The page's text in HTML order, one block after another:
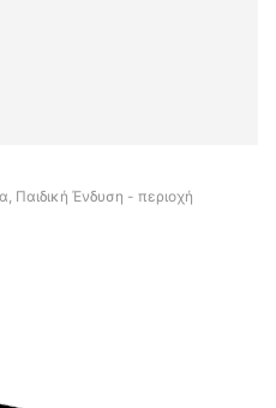
Παιδική Ένδυση - περιοχή